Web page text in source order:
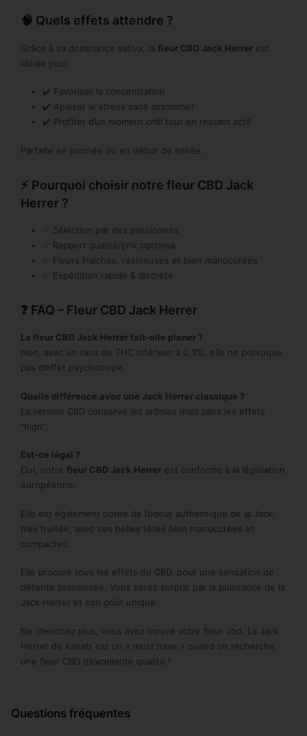
🧠 Quels effets attendre ?
Grâce à sa dominance sativa, la fleur CBD Jack Herrerest
idéale pour :
✔️ Favoriser la concentration
✔️ Apaiser le stress sans assommer
✔️ Profiter d’un moment chill tout en restant actif
Parfaite en journée ou en début de soirée.
⚡ Pourquoi choisir notre fleur CBD Jack
Herrer ?
✅ Sélection par des passionnés
✅ Rapport qualité/prix optimisé
✅ Fleurs fraîches, résineuses et bien manucurées
✅ Expédition rapide & discrète
❓ FAQ – Fleur CBD Jack Herrer
La fleur CBD Jack Herrer fait-elle planer ?
Non, avec un taux de THC inférieur à 0,3%, elle ne provoque
pas d’effet psychotrope.
Quelle différence avec une Jack Herrer classique ?
La version CBD conserve les arômes mais sans les effets
“high”.
Est-ce légal ?
Oui, notre fleur CBD Jack Herrerest conforme à la législation
européenne.
Elle est également dotée de l’odeur authentique de la Jack,
très fruitée, avec ses belles têtes bien manucurées et
compactes.
Elle procure tous les effets du CBD, pour une sensation de
détente prononcée. Vous serez surpris par la puissance de la
Jack Herrer et son goût unique.
Ne cherchez plus, vous avez trouvé votre fleur cbd. La Jack
Herrer de Kanab’ est un « must have » quand on recherche
une fleur CBD d’excellente qualité !
Questions fréquentes